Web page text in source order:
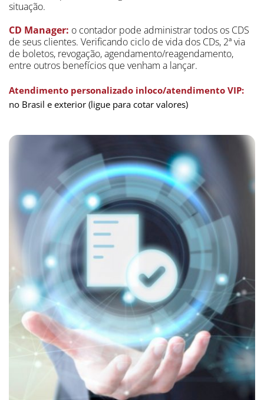
situação.
CD Manager: o contador pode administrar todos os CDS
de seus clientes. Verificando ciclo de vida dos CDs, 2ª via
de boletos, revogação, agendamento/reagendamento,
entre outros benefícios que venham a lançar.
no Brasil e exterior (ligue para cotar valores)